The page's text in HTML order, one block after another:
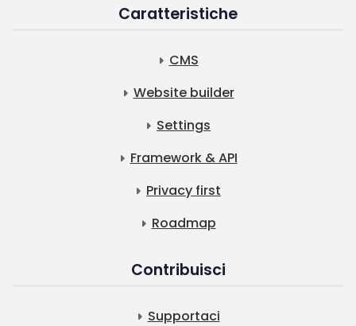
Caratteristiche
CMS
Website builder
Settings
Framework & API
Privacy first
Roadmap
Contribuisci
Supportaci